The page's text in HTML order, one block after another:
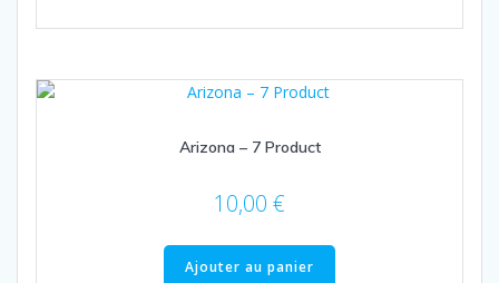
Arizona – 7 Product
10,00 €
Ajouter au panier